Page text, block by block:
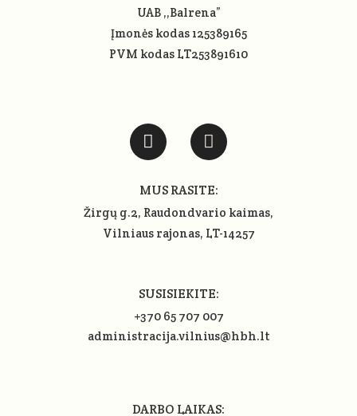
UAB ,,Balrena”
Įmonės kodas 125389165
PVM kodas LT253891610
MUS RASITE:
Žirgų g.2, Raudondvario kaimas,
Vilniaus rajonas, LT-14257
SUSISIEKITE:
+370 65 707 007
administracija.vilnius@hbh.lt
DARBO LAIKAS: